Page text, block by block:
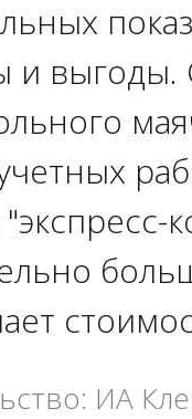
и
ИА